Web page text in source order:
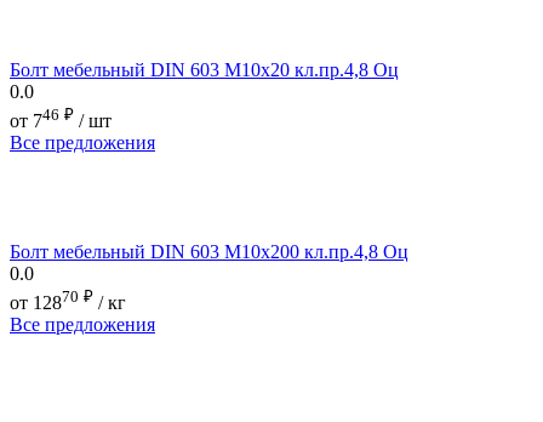
Болт мебельный DIN 603 М10х20 кл.пр.4,8 Оц
0.0
от 746 ₽ / шт
Все предложения
Болт мебельный DIN 603 М10х200 кл.пр.4,8 Оц
0.0
от 12870 ₽ / кг
Все предложения